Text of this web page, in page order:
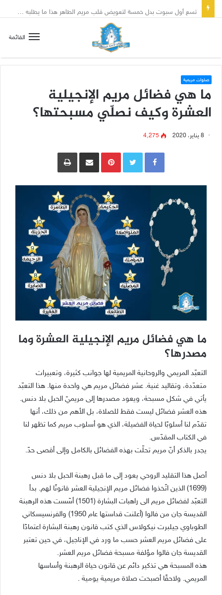
القائمة
صلوات مريمية
ما هي فضائل مريم الإنجيلية
العشرة وكيف نصلّي مسبحتها؟
8 يناير، 2020 4٬275
Pinterestمشاركة عبر البريد طباعة
ما هي فضائل مريم الإنجيلية العشرة وما
مصدرها؟
التعبّد المريمي والروحانية المريمية لها جوانب كثيرة، وتعبيرات
متعدّدة، وتقاليد غنية. عشر فضائل مريم هي واحدة منها. هذا التعبّد
يأتي في شكل مسبحة، ويعود مصدرها إلى مريميّ الحبل بلا دنس.
هذه العشر فضائل ليست فقط للصلاة، بل الأهم من ذلك، أنها
تقدّم لنا أسلوبًا لحياة الفضيلة، الذي هو أسلوب مريم كما تظهر لنا
في الكتاب المقدّس.
يجدر بالذكر أنّ مريم تحلّت بهذه الفضائل بالكامل وإلى أقصى حدّ.
أصل هذا التقليد الروحي يعود إلى ما قبل رهبنة الحبل بلا دنس
(1699) الذين اتّخذوا فضائل مريم الإنجيلية العشر قانونًا لهم. بدأ
التعبّد لفضائل مريم الى راهبات البشارة (1501) أسّست هذه الرهبنة
القديسة جان من فالوا (أعلنت قداستها عام 1950) والفرنسيسكاني
الطوباوي جيلبرت نيكولاس الذي كتب قانون رهبنة البشارة اعتمادًا
على فضائل مريم العشر حسب ما ورد في الإناجيل، في حين تعتبر
القديسة جان فالوا مؤلفة مسبحة فضائل مريم العشر.
هذه المسبحة هي تذكير دائم عن قانون حياة الرهبنة وأساسها
المريمي. ولاحقًا أصبحت صلاة مريمية يومية .